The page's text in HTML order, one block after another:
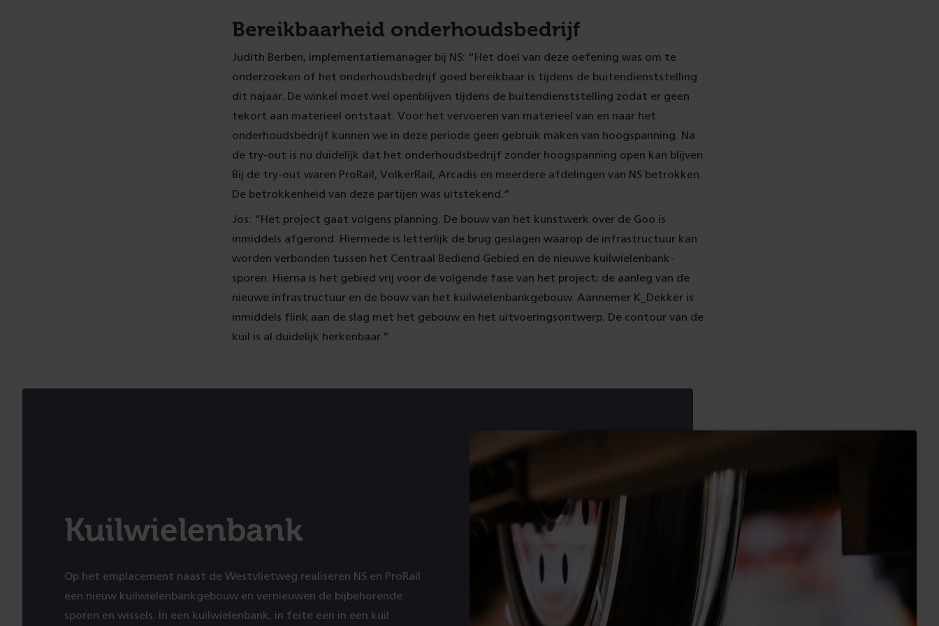
Bereikbaarheid onderhoudsbedrijf
Judith Berben, implementatiemanager bij NS: “Het doel van deze oefening was om te
onderzoeken of het onderhoudsbedrijf goed bereikbaar is tijdens de buitendienststelling
dit najaar. De winkel moet wel openblijven tijdens de buitendienststelling zodat er geen
tekort aan materieel ontstaat. Voor het vervoeren van materieel van en naar het
onderhoudsbedrijf kunnen we in deze periode geen gebruik maken van hoogspanning. Na
de try-out is nu duidelijk dat het onderhoudsbedrijf zonder hoogspanning open kan blijven.
Bij de try-out waren ProRail, VolkerRail, Arcadis en meerdere afdelingen van NS betrokken.
De betrokkenheid van deze partijen was uitstekend.”
Jos: “Het project gaat volgens planning. De bouw van het kunstwerk over de Goo is
inmiddels afgerond. Hiermede is letterlijk de brug geslagen waarop de infrastructuur kan
worden verbonden tussen het Centraal Bediend Gebied en de nieuwe kuilwielenbank-
sporen. Hierna is het gebied vrij voor de volgende fase van het project; de aanleg van de
nieuwe infrastructuur en de bouw van het kuilwielenbankgebouw. Aannemer K_Dekker is
inmiddels flink aan de slag met het gebouw en het uitvoeringsontwerp. De contour van de
kuil is al duidelijk herkenbaar.”
Kuilwielenbank
Op het emplacement naast de Westvlietweg realiseren NS en ProRail
een nieuw kuilwielenbankgebouw en vernieuwen de bijbehorende
sporen en wissels. In een kuilwielenbank, in feite een in een kuil